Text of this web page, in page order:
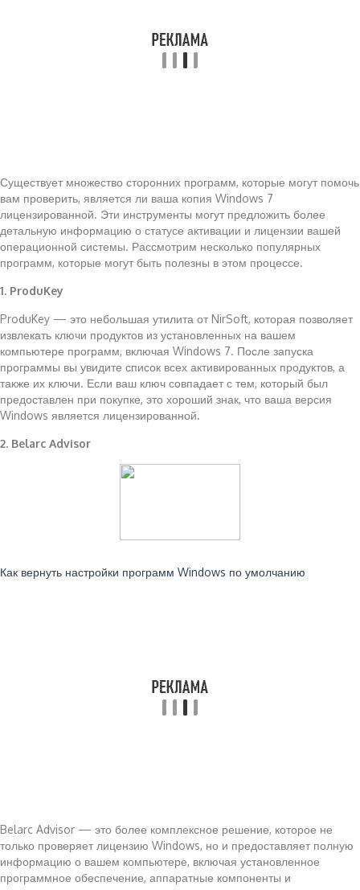
Существует множество сторонних программ, которые могут помочь
вам проверить, является ли ваша копия Windows 7
лицензированной. Эти инструменты могут предложить более
детальную информацию о статусе активации и лицензии вашей
операционной системы. Рассмотрим несколько популярных
программ, которые могут быть полезны в этом процессе.
1. ProduKey
ProduKey — это небольшая утилита от NirSoft, которая позволяет
извлекать ключи продуктов из установленных на вашем
компьютере программ, включая Windows 7. После запуска
программы вы увидите список всех активированных продуктов, а
также их ключи. Если ваш ключ совпадает с тем, который был
предоставлен при покупке, это хороший знак, что ваша версия
Windows является лицензированной.
2. Belarc Advisor
Как вернуть настройки программ Windows по умолчанию
Belarc Advisor — это более комплексное решение, которое не
только проверяет лицензию Windows, но и предоставляет полную
информацию о вашем компьютере, включая установленное
программное обеспечение, аппаратные компоненты и